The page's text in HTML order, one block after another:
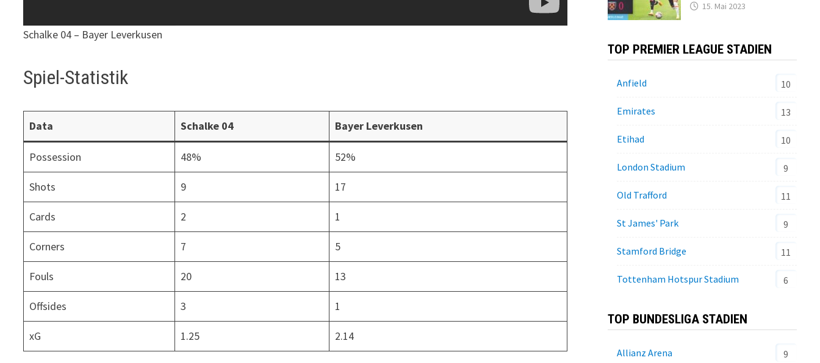
Schalke 04 – Bayer Leverkusen
Spiel-Statistik
Data Schalke 04 Bayer Leverkusen
Possession 48% 52%
Shots 9 17
Cards 2 1
Corners 7 5
Fouls 20 13
Offsides 3 1
xG 1.25 2.14
15. Mai 2023
TOP PREMIER LEAGUE STADIEN
Anfield 10
Emirates 13
Etihad 10
London Stadium 9
Old Trafford 11
St James' Park 9
Stamford Bridge 11
Tottenham Hotspur Stadium 6
TOP BUNDESLIGA STADIEN
Allianz Arena 9